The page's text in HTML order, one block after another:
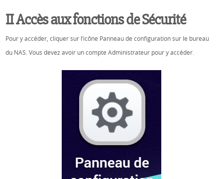
II Accès aux fonctions de Sécurité
Pour y accéder, cliquer sur l’icône Panneau de configuration sur le bureau
du NAS. Vous devez avoir un compte Administrateur pour y accéder.